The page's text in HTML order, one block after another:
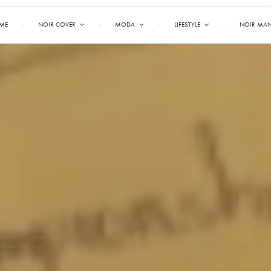
NOIR COVER MODA LIFESTYLE NOIR